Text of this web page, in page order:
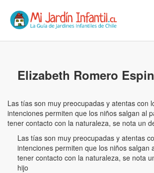
Elizabeth Romero
Las tías son muy preocupadas y atentas con
intenciones permiten que los niños salgan al
tener contacto con la naturaleza, se nota un
Las tías son muy preocupadas y atentas
intenciones permiten que los niños salgan
tener contacto con la naturaleza, se nota
hijo